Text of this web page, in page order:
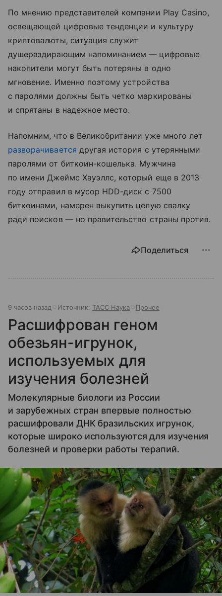
По мнению представителей компании Play Casino,
освещающей цифровые тенденции и культуру
криптовалюты, ситуация служит
душераздирающим напоминанием — цифровые
накопители могут быть потеряны в одно
мгновение. Именно поэтому устройства
с паролями должны быть четко маркированы
и спрятаны в надежное место.
Напомним, что в Великобритании уже много лет
разворачивается другая история с утерянными
паролями от биткоин-кошелька. Мужчина
по имени Джеймс Хауэллс, который еще в 2013
году отправил в мусор HDD-диск с 7500
биткоинами, намерен выкупить целую свалку
ради поисков — но правительство страны против.
Поделиться
9 часов назад Источник: ТАСС Наука Прочее
Расшифрован геном
обезьян-игрунок,
используемых для
изучения болезней
Молекулярные биологи из России
и зарубежных стран впервые полностью
расшифровали ДНК бразильских игрунок,
которые широко используются для изучения
болезней и проверки работы терапий.